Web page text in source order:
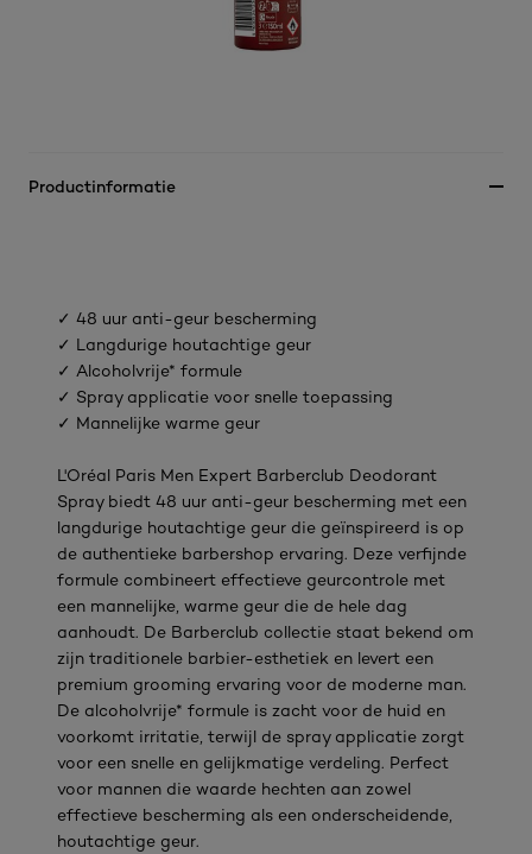
Productinformatie
✓ 48 uur anti-geur bescherming
✓ Langdurige houtachtige geur
✓ Alcoholvrije* formule
✓ Spray applicatie voor snelle toepassing
✓ Mannelijke warme geur
L'Oréal Paris Men Expert Barberclub Deodorant
Spray biedt 48 uur anti-geur bescherming met een
langdurige houtachtige geur die geïnspireerd is op
de authentieke barbershop ervaring. Deze verfijnde
formule combineert effectieve geurcontrole met
een mannelijke, warme geur die de hele dag
aanhoudt. De Barberclub collectie staat bekend om
zijn traditionele barbier-esthetiek en levert een
premium grooming ervaring voor de moderne man.
De alcoholvrije* formule is zacht voor de huid en
voorkomt irritatie, terwijl de spray applicatie zorgt
voor een snelle en gelijkmatige verdeling. Perfect
voor mannen die waarde hechten aan zowel
effectieve bescherming als een onderscheidende,
houtachtige geur.